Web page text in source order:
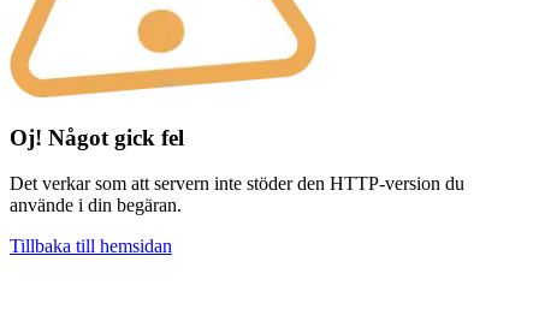
Oj! Något gick fel
Det verkar som att servern inte stöder den HTTP-version du
använde i din begäran.
Tillbaka till hemsidan